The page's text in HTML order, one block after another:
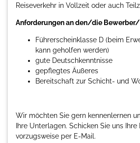
Reiseverkehr in Vollzeit oder auch
Anforderungen an den/die
Führerscheinklasse D (beim
kann geholfen werden)
gute Deutschkenntnisse
gepflegtes Äußeres
Bereitschaft zur Schicht- und
Wir möchten Sie gern kennenlernen
Ihre Unterlagen. Schicken Sie uns
vorzugsweise per E-Mail.